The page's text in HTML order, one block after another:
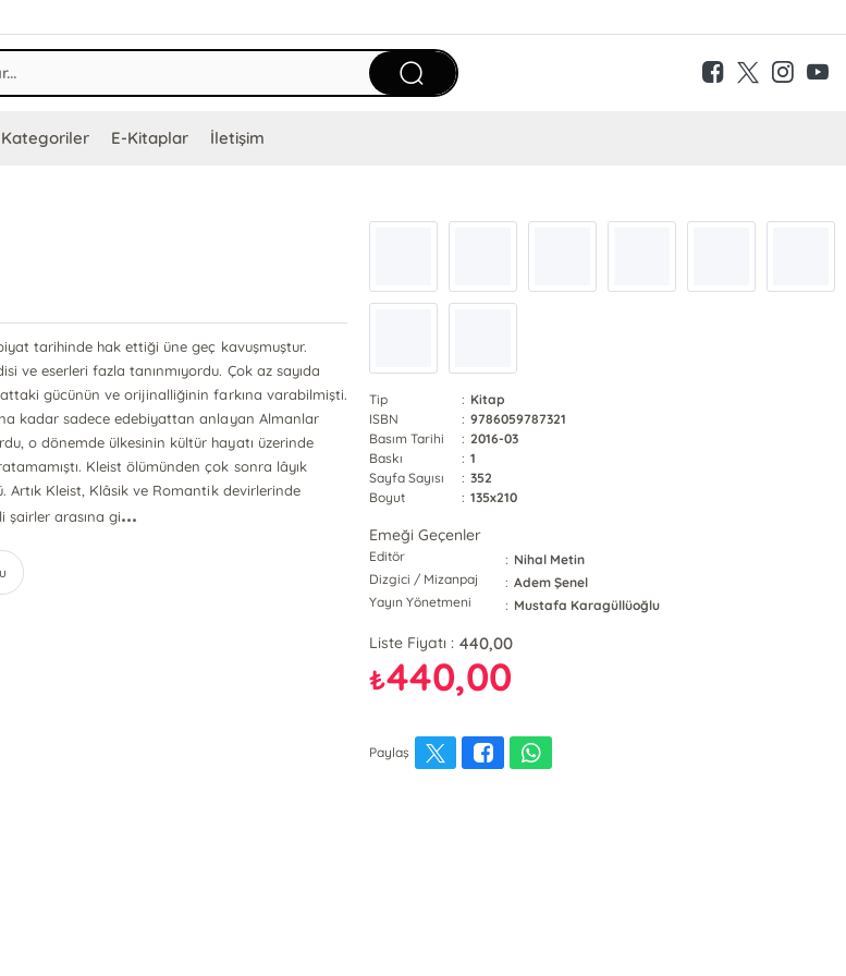
Kategoriler E-Kitaplar İletişim
tarihinde hak ettiği üne geç kavuşmuştur.
ve eserleri fazla tanınmıyordu. Çok az sayıda
gücünün ve orijinalliğinin farkına varabilmişti.
kadar sadece edebiyattan anlayan Almanlar
o dönemde ülkesinin kültür hayatı üzerinde
Kleist ölümünden çok sonra lâyık
Artık Kleist, Klâsik ve Romantik devirlerinde
şairler arasına gi...
Tip : Kitap
ISBN
: 9786059787321
Basım Tarihi
: 2016-03
Baskı
: 1
Sayfa Sayısı
: 352
Boyut
: 135x210
Emeği Geçenler
Editör : Nihal Metin
Dizgici / Mizanpaj
: Adem Şenel
Yayın Yönetmeni
: Mustafa Karagüllüoğlu
Liste Fiyatı : 440,00
₺440,00
Paylaş